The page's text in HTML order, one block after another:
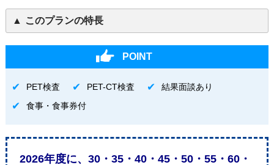
このプランの特長
POINT
PET検査 PET-CT検査
結果面談あり
食事・食事券付
2026年度に、30・35・40・45・50・55・60・